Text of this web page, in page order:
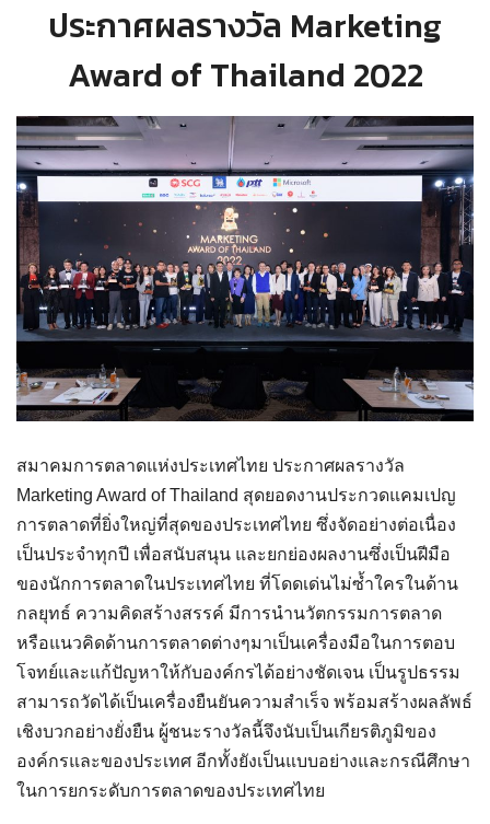
ประกาศผลรางวัล Marketing
Award of Thailand 2022
สมาคมการตลาดแห่งประเทศไทย ประกาศผลรางวัล
Marketing Award of Thailand สุดยอดงานประกวดแคมเปญ
การตลาดที่ยิ่งใหญ่ที่สุดของประเทศไทย ซึ่งจัดอย่างต่อเนื่อง
เป็นประจำทุกปี เพื่อสนับสนุน และยกย่องผลงานซึ่งเป็นฝีมือ
ของนักการตลาดในประเทศไทย ที่โดดเด่นไม่ซ้ำใครในด้าน
กลยุทธ์ ความคิดสร้างสรรค์ มีการนำนวัตกรรมการตลาด
หรือแนวคิดด้านการตลาดต่างๆมาเป็นเครื่องมือในการตอบ
โจทย์และแก้ปัญหาให้กับองค์กรได้อย่างชัดเจน เป็นรูปธรรม
สามารถวัดได้เป็นเครื่องยืนยันความสำเร็จ พร้อมสร้างผลลัพธ์
เชิงบวกอย่างยั่งยืน ผู้ชนะรางวัลนี้จึงนับเป็นเกียรติภูมิของ
องค์กรและของประเทศ อีกทั้งยังเป็นแบบอย่างและกรณีศึกษา
ในการยกระดับการตลาดของประเทศไทย